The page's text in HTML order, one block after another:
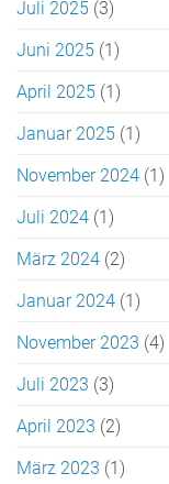
Juli 2025 (3)
Juni 2025 (1)
April 2025 (1)
Januar 2025 (1)
November 2024 (1)
Juli 2024 (1)
März 2024 (2)
Januar 2024 (1)
November 2023 (4)
Juli 2023 (3)
April 2023 (2)
März 2023 (1)